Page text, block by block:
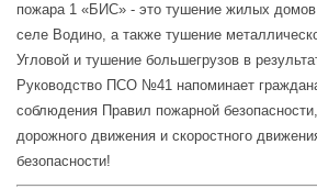
пожара 1 «БИС» - это тушение жилых
селе Водино, а также тушение
Угловой и тушение большегрузов в
Руководство ПСО №41 напоминает
соблюдения Правил пожарной
дорожного движения и скоростного
безопасности!